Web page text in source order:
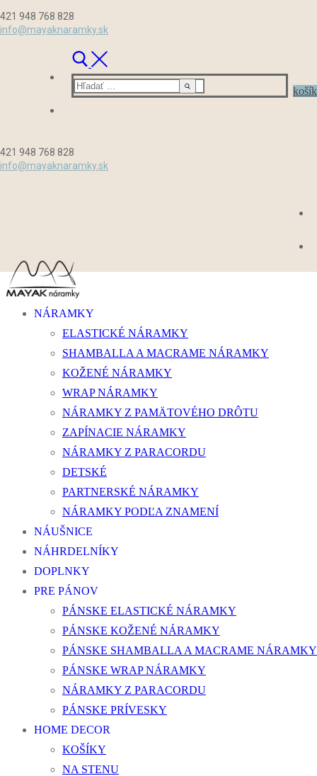
na
421 948 768 828
info@mayaknaramky.sk
Hľadať:
košík
421 948 768 828
info@mayaknaramky.sk
NÁRAMKY
ELASTICKÉ NÁRAMKY
SHAMBALLA A MACRAME NÁRAMKY
KOŽENÉ NÁRAMKY
WRAP NÁRAMKY
NÁRAMKY Z PAMÄTOVÉHO DRÔTU
ZAPÍNACIE NÁRAMKY
NÁRAMKY Z PARACORDU
DETSKÉ
PARTNERSKÉ NÁRAMKY
NÁRAMKY PODĽA ZNAMENÍ
NÁUŠNICE
NÁHRDELNÍKY
DOPLNKY
PRE PÁNOV
PÁNSKE ELASTICKÉ NÁRAMKY
PÁNSKE KOŽENÉ NÁRAMKY
PÁNSKE SHAMBALLA A MACRAME NÁRAMKY
PÁNSKE WRAP NÁRAMKY
NÁRAMKY Z PARACORDU
PÁNSKE PRÍVESKY
HOME DECOR
KOŠÍKY
NA STENU